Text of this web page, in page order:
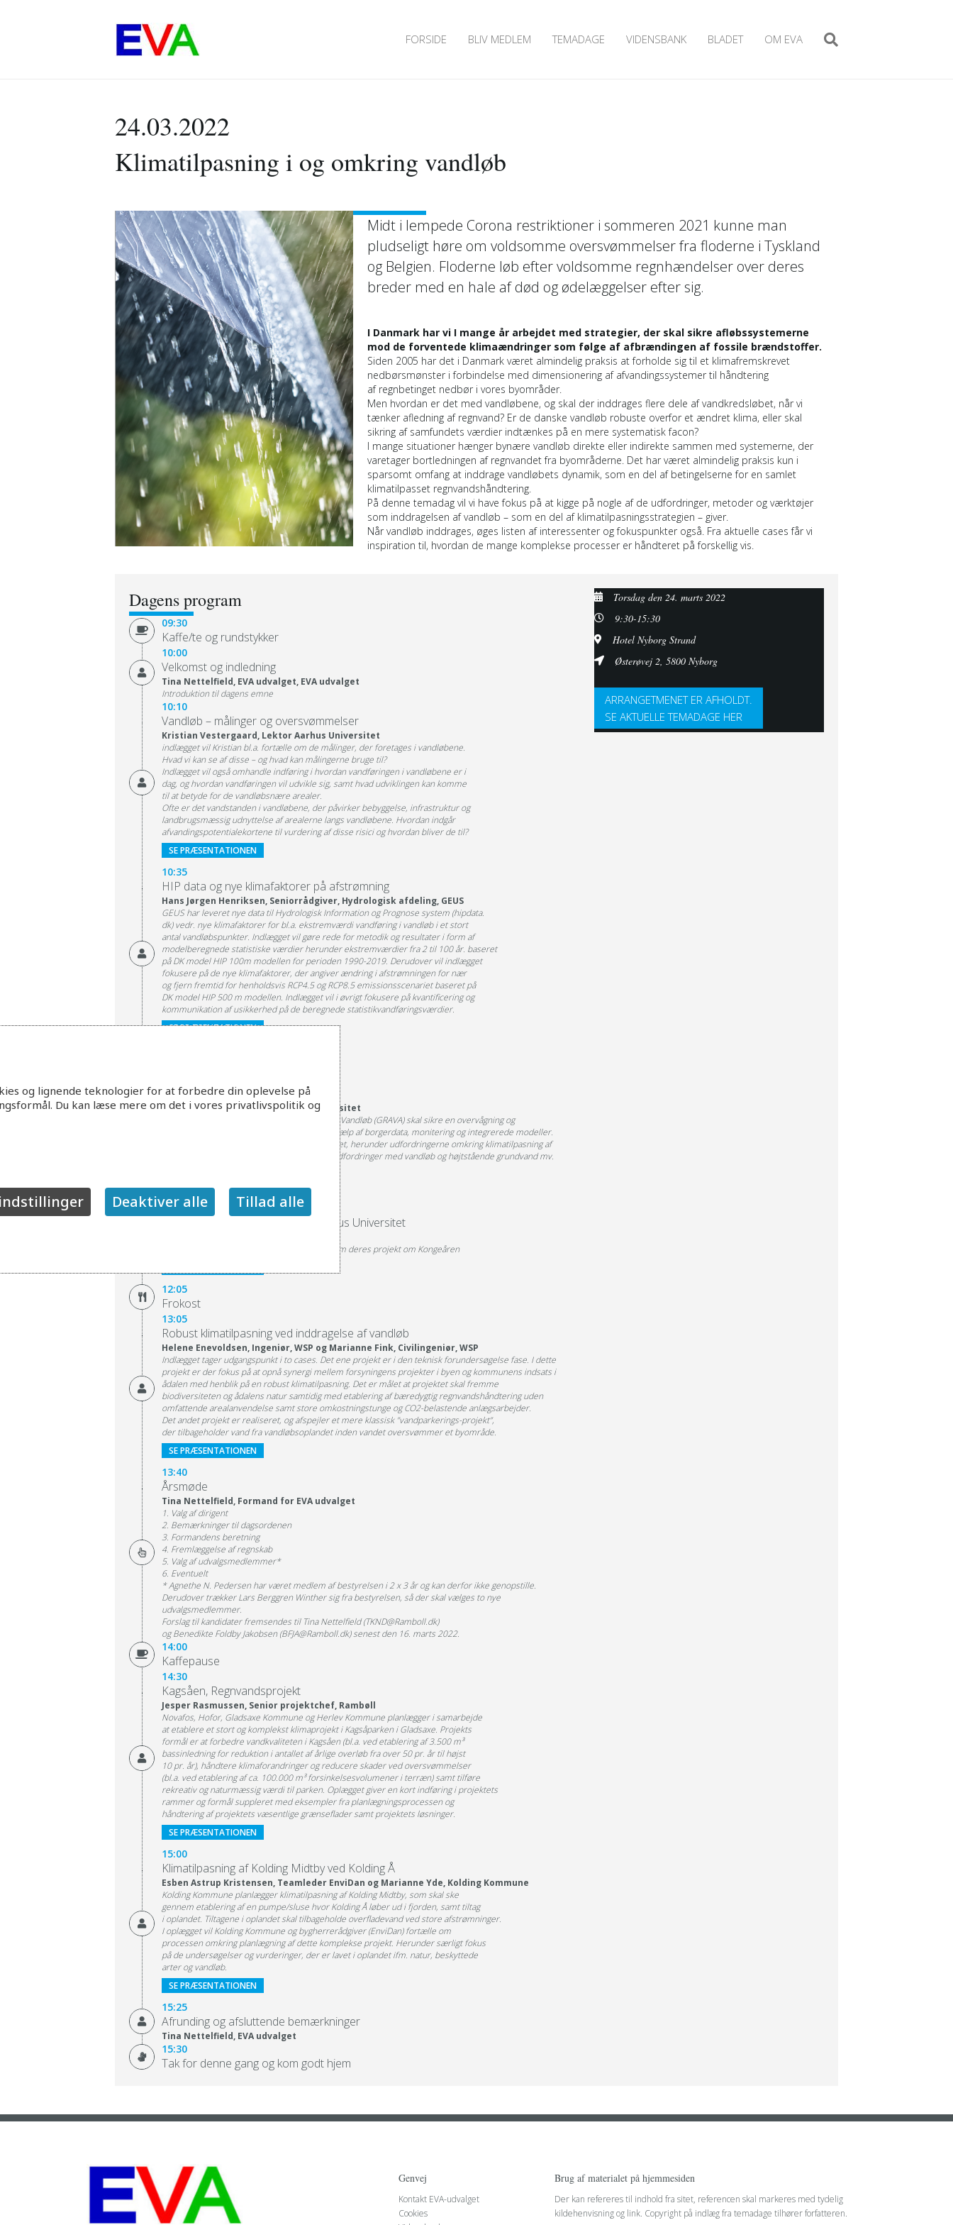
FORSIDE BLIV MEDLEM TEMADAGE VIDENSBANK BLADET OM EVA
24.03.2022
Klimatilpasning i og omkring vandløb
Midt i lempede Corona restriktioner i sommeren 2021 kunne man
pludseligt høre om voldsomme oversvømmelser fra floderne i Tyskland
og Belgien. Floderne løb efter voldsomme regnhændelser over deres
breder med en hale af død og ødelæggelser efter sig.
I Danmark har vi I mange år arbejdet med strategier, der skal sikre afløbssystemerne
mod de forventede klimaændringer som følge af afbrændingen af fossile brændstoffer.
Siden 2005 har det i Danmark været almindelig praksis at forholde sig til et klimafremskrevet
nedbørsmønster i forbindelse med dimensionering af afvandingssystemer til håndtering
af regnbetinget nedbør i vores byområder.
Men hvordan er det med vandløbene, og skal der inddrages flere dele af vandkredsløbet, når vi
tænker afledning af regnvand? Er de danske vandløb robuste overfor et ændret klima, eller skal
sikring af samfundets værdier indtænkes på en mere systematisk facon?
I mange situationer hænger bynære vandløb direkte eller indirekte sammen med systemerne, der
varetager bortledningen af regnvandet fra byområderne. Det har været almindelig praksis kun i
sparsomt omfang at inddrage vandløbets dynamik, som en del af betingelserne for en samlet
klimatilpasset regnvandshåndtering.
På denne temadag vil vi have fokus på at kigge på nogle af de udfordringer, metoder og værktøjer
som inddragelsen af vandløb – som en del af klimatilpasningsstrategien – giver.
Når vandløb inddrages, øges listen af interessenter og fokuspunkter også. Fra aktuelle cases får vi
inspiration til, hvordan de mange komplekse processer er håndteret på forskellig vis.
Dagens program
09:30
Kaffe/te og rundstykker
10:00
Velkomst og indledning
Tina Nettelfield, EVA udvalget, EVA udvalget
Introduktion til dagens emne
10:10
Vandløb – målinger og oversvømmelser
Kristian Vestergaard, Lektor Aarhus Universitet
indlægget vil Kristian bl.a. fortælle om de målinger, der foretages i vandløbene.
Hvad vi kan se af disse – og hvad kan målingerne bruge til?
Indlægget vil også omhandle indføring i hvordan vandføringen i vandløbene er i
dag, og hvordan vandføringen vil udvikle sig, samt hvad udviklingen kan komme
til at betyde for de vandløbsnære arealer.
Ofte er det vandstanden i vandløbene, der påvirker bebyggelse, infrastruktur og
landbrugsmæssig udnyttelse af arealerne langs vandløbene. Hvordan indgår
afvandingspotentialekortene til vurdering af disse risici og hvordan bliver de til?
SE PRÆSENTATIONEN
10:35
HIP data og nye klimafaktorer på afstrømning
Hans Jørgen Henriksen, Seniorrådgiver, Hydrologisk afdeling, GEUS
GEUS har leveret nye data til Hydrologisk Information og Prognose system (hipdata.
dk) vedr. nye klimafaktorer for bl.a. ekstremværdi vandføring i vandløb i et stort
antal vandløbspunkter. Indlægget vil gøre rede for metodik og resultater i form af
modelberegnede statistiske værdier herunder ekstremværdier fra 2 til 100 år. baseret
på DK model HIP 100m modellen for perioden 1990-2019. Derudover vil indlægget
fokusere på de nye klimafaktorer, der angiver ændring i afstrømningen for nær
og fjern fremtid for henholdsvis RCP4.5 og RCP8.5 emissionsscenariet baseret på
DK model HIP 500 m modellen. Indlægget vil i øvrigt fokusere på kvantificering og
kommunikation af usikkerhed på de beregnede statistikvandføringsværdier.
SE PRÆSENTATIONEN
Vandkredsløbet i GRAVA-projektet
Søren Thorndahl, lektor Aalborg Universitet
Samspil mellem GRundvand, Afløbssystem og Vandløb (GRAVA) skal sikre en overvågning og
fremtidssikring af byens vandkredsløb med hjælp af borgerdata, monitering og integrerede modeller.
Indlægget vil omhandle dele af GRAVA-projektet, herunder udfordringerne omkring klimatilpasning af
lavtliggende områder (Kærby, Aalborg), hvor udfordringer med vandløb og højtstående grundvand mv.
SE PRÆSENTATIONEN
11:45
Kongeåen – Studie projekt fra Aarhus Universitet
Studerende fra Aarhus Universitet fortæller om deres projekt om Kongeåren
12:05
Frokost
13:05
Robust klimatilpasning ved inddragelse af vandløb
Helene Enevoldsen, Ingeniør, WSP og Marianne Fink, Civilingeniør, WSP
Indlægget tager udgangspunkt i to cases. Det ene projekt er i den teknisk forundersøgelse fase. I dette
projekt er der fokus på at opnå synergi mellem forsyningens projekter i byen og kommunens indsats i
ådalen med henblik på en robust klimatilpasning. Det er målet at projektet skal fremme
biodiversiteten og ådalens natur samtidig med etablering af bæredygtig regnvandshåndtering uden
omfattende arealanvendelse samt store omkostningstunge og CO2-belastende anlægsarbejder.
Det andet projekt er realiseret, og afspejler et mere klassisk ”vandparkerings-projekt”,
der tilbageholder vand fra vandløbsoplandet inden vandet oversvømmer et byområde.
SE PRÆSENTATIONEN
13:40
Årsmøde
Tina Nettelfield, Formand for EVA udvalget
1. Valg af dirigent
2. Bemærkninger til dagsordenen
3. Formandens beretning
4. Fremlæggelse af regnskab
5. Valg af udvalgsmedlemmer*
6. Eventuelt
* Agnethe N. Pedersen har været medlem af bestyrelsen i 2 x 3 år og kan derfor ikke genopstille.
Derudover trækker Lars Berggren Winther sig fra bestyrelsen, så der skal vælges to nye
udvalgsmedlemmer.
Forslag til kandidater fremsendes til Tina Nettelfield (TKND@Ramboll.dk)
og Benedikte Foldby Jakobsen (BFJA@Ramboll.dk) senest den 16. marts 2022.
14:00
Kaffepause
14:30
Kagsåen, Regnvandsprojekt
Jesper Rasmussen, Senior projektchef, Rambøll
Novafos, Hofor, Gladsaxe Kommune og Herlev Kommune planlægger i samarbejde
at etablere et stort og komplekst klimaprojekt i Kagsåparken i Gladsaxe. Projekts
formål er at forbedre vandkvaliteten i Kagsåen (bl.a. ved etablering af 3.500 m³
bassinledning for reduktion i antallet af årlige overløb fra over 50 pr. år til højst
10 pr. år), håndtere klimaforandringer og reducere skader ved oversvømmelser
(bl.a. ved etablering af ca. 100.000 m³ forsinkelsesvolumener i terræn) samt tilføre
rekreativ og naturmæssig værdi til parken. Oplægget giver en kort indføring i projektets
rammer og formål suppleret med eksempler fra planlægningsprocessen og
håndtering af projektets væsentlige grænseflader samt projektets løsninger.
SE PRÆSENTATIONEN
15:00
Klimatilpasning af Kolding Midtby ved Kolding Å
Esben Astrup Kristensen, Teamleder EnviDan og Marianne Yde, Kolding Kommune
Kolding Kommune planlægger klimatilpasning af Kolding Midtby, som skal ske
gennem etablering af en pumpe/sluse hvor Kolding Å løber ud i fjorden, samt tiltag
i oplandet. Tiltagene i oplandet skal tilbageholde overfladevand ved store afstrømninger.
I oplægget vil Kolding Kommune og bygherrerådgiver (EnviDan) fortælle om
processen omkring planlægning af dette komplekse projekt. Herunder særligt fokus
på de undersøgelser og vurderinger, der er lavet i oplandet ifm. natur, beskyttede
arter og vandløb.
SE PRÆSENTATIONEN
15:25
Afrunding og afsluttende bemærkninger
Tina Nettelfield, EVA udvalget
15:30
Tak for denne gang og kom godt hjem
Torsdag den 24. marts 2022
9:30-15:30
Hotel Nyborg Strand
Østerøvej 2, 5800 Nyborg
ARRANGETMENET ER AFHOLDT.
SE AKTUELLE TEMADAGE HER
Genvej
Kontakt EVA-udvalget
Cookies
Brug af materialet på hjemmesiden
Der kan refereres til indhold fra sitet, referencen skal markeres med tydelig
kildehenvisning og link. Copyright på indlæg fra temadage tilhører forfatteren.
og lignende teknologier for at forbedre din oplevelse på
Du kan læse mere om det i vores privatlivspolitik og
Deaktiver alle Tillad alle